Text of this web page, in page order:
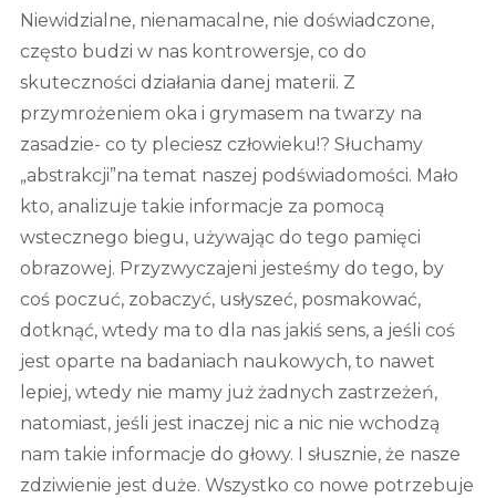
Niewidzialne, nienamacalne, nie doświadczone,
często budzi w nas kontrowersje, co do
skuteczności działania danej materii. Z
przymrożeniem oka i grymasem na twarzy na
zasadzie- co ty pleciesz człowieku!? Słuchamy
„abstrakcji”na temat naszej podświadomości. Mało
kto, analizuje takie informacje za pomocą
wstecznego biegu, używając do tego pamięci
obrazowej. Przyzwyczajeni jesteśmy do tego, by
coś poczuć, zobaczyć, usłyszeć, posmakować,
dotknąć, wtedy ma to dla nas jakiś sens, a jeśli coś
jest oparte na badaniach naukowych, to nawet
lepiej, wtedy nie mamy już żadnych zastrzeżeń,
natomiast, jeśli jest inaczej nic a nic nie wchodzą
nam takie informacje do głowy. I słusznie, że nasze
zdziwienie jest duże. Wszystko co nowe potrzebuje